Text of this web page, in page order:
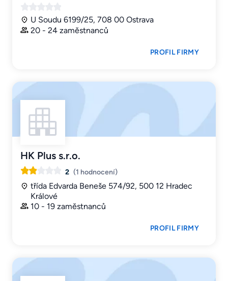
U Soudu 6199/25, 708 00 Ostrava
20 - 24 zaměstnanců
PROFIL FIRMY
HK Plus s.r.o.
2 (1 hodnocení)
třída Edvarda Beneše 574/92, 500 12 Hradec
Králové
10 - 19 zaměstnanců
PROFIL FIRMY